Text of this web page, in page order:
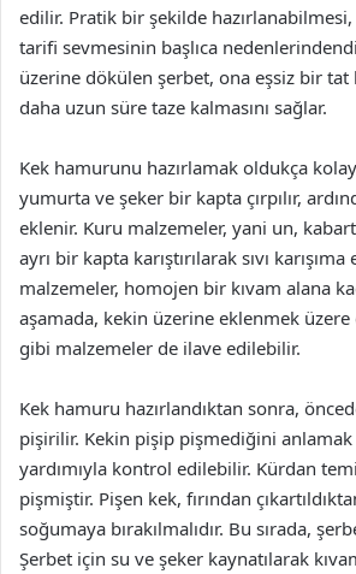
edilir. Pratik bir şekilde
tarifi sevmesinin başlıca
üzerine dökülen şerbet, ona eşsiz bir tat
daha uzun süre taze kalmasını sağlar.
Kek hamurunu hazırlamak oldukça
yumurta ve şeker bir kapta çırpılır,
eklenir. Kuru malzemeler, yani un,
ayrı bir kapta karıştırılarak sıvı
malzemeler, homojen bir kıvam alana
aşamada, kekin üzerine eklenmek üzere
gibi malzemeler de ilave edilebilir.
Kek hamuru hazırlandıktan sonra,
pişirilir. Kekin pişip pişmediğini
yardımıyla kontrol edilebilir. Kürdan
pişmiştir. Pişen kek, fırından
soğumaya bırakılmalıdır. Bu sırada,
Şerbet için su ve şeker kaynatılarak